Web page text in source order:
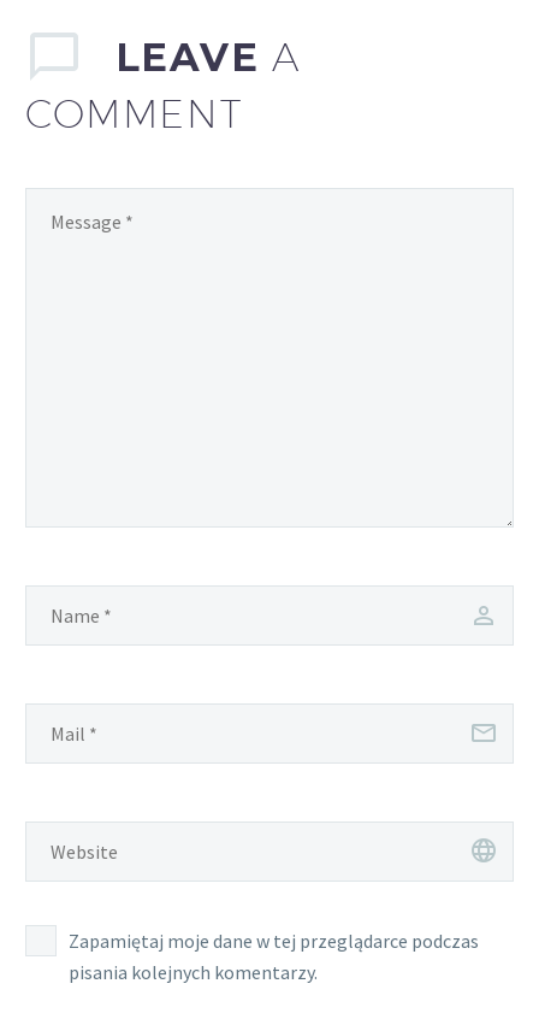
najważniejsze programy
informacyjne i
rozrywkowe z dala od
domu.
LEAVEA
COMMENT
Zapamiętaj moje dane w tej przeglądarce podczas
pisania kolejnych komentarzy.